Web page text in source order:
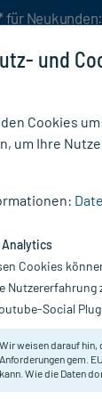
für
und
Cookies
um Ihre
Cookies
Nutzererfahrung
Social
Wir weisen darauf hin,
Anforderungen gem.
kann. Wie die Daten